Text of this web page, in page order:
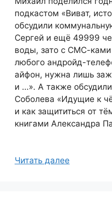
подкастом «Виват,
обсудили
Сергей и ещё 49999
воды, зато с СМС-
любого андройд-
айфон, нужна лишь
и …». А также
Соболева «Идущие к
и как защититься от
книгами Александра
Читать далее